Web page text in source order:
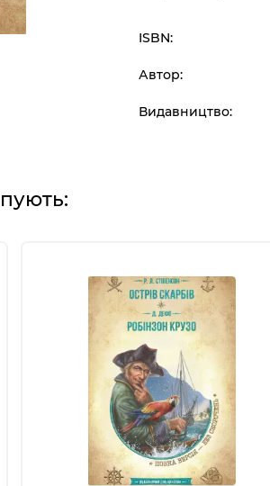
ISBN:
Автор:
Видавництво: